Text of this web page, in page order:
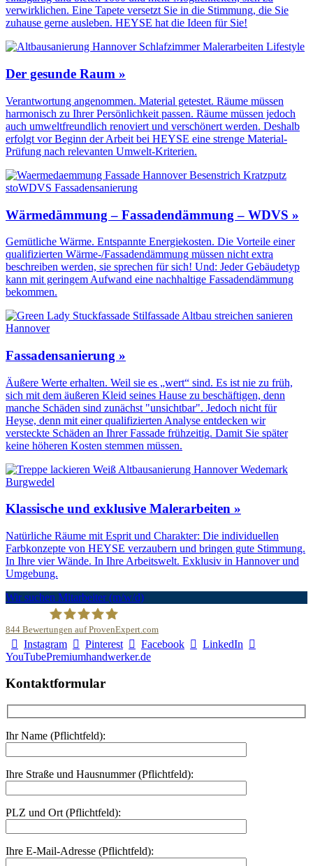
verwirklichen. Eine Tapete versetzt Sie in die Stimmung, die Sie
zuhause gerne ausleben. HEYSE hat die Ideen für Sie!
Der gesunde Raum »
Verantwortung angenommen. Material getestet. Räume müssen
harmonisch zu Ihrer Persönlichkeit passen. Räume müssen jedoch
auch umweltfreundlich renoviert und verschönert werden. Deshalb
erfolgt vor Beginn der Arbeit bei HEYSE eine strenge Material-
Prüfung nach relevanten Umwelt-Kriterien.
Wärmedämmung – Fassadendämmung – WDVS »
Gemütliche Wärme. Entspannte Energiekosten. Die Vorteile einer
qualifizierten Wärme-/Fassadendämmung müssen nicht extra
beschreiben werden, sie sprechen für sich! Und: Jeder Gebäudetyp
kann mit geringem Aufwand eine nachhaltige Fassadendämmung
bekommen.
Fassadensanierung »
Äußere Werte erhalten. Weil sie es „wert“ sind. Es ist nie zu früh,
sich mit dem äußeren Kleid seines Hause zu beschäftigen, denn
manche Schäden sind zunächst "unsichtbar". Jedoch nicht für
Heyse, denn mit einer qualifizierten Analyse entdecken wir
versteckte Schäden an Ihrer Fassade frühzeitig. Damit Sie später
keine höheren Kosten stemmen müssen.
Klassische und exklusive Malerarbeiten »
Natürliche Räume mit Esprit und Charakter: Die individuellen
Farbkonzepte von HEYSE verzaubern und bringen gute Stimmung.
In Ihre vier Wände. In Ihre Arbeitswelt. Exklusiv in Hannover und
Umgebung.
Wir suchen Mitarbeiter (m/w/d)
Malerfachbetrieb HEYSE GmbH & Co.KG
844 Bewertungen auf ProvenExpert.com
Instagram Pinterest Facebook
LinkedIn
YouTubePremiumhandwerker.de
Kontaktformular
Ihr Name (Pflichtfeld):
Ihre Straße und Hausnummer (Pflichtfeld):
PLZ und Ort (Pflichtfeld):
Ihre E-Mail-Adresse (Pflichtfeld):